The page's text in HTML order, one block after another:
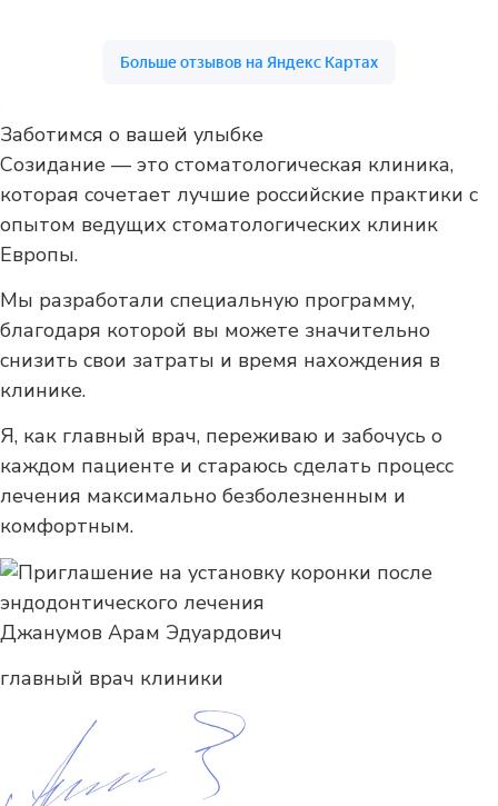
Заботимся о вашей улыбке
Созидание — это стоматологическая клиника,
которая сочетает лучшие российские практики с
опытом ведущих стоматологических клиник
Европы.
Мы разработали специальную программу,
благодаря которой вы можете значительно
снизить свои затраты и время нахождения в
клинике.
Я, как главный врач, переживаю и забочусь о
каждом пациенте и стараюсь сделать процесс
лечения максимально безболезненным и
комфортным.
Джанумов Арам Эдуардович
главный врач клиники